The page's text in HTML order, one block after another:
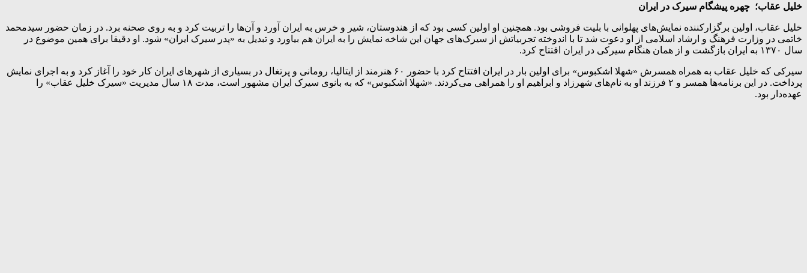
خلیل عقاب؛ ‌ چهره پیشگام سیرک در ایران
خلیل عقاب، اولین برگزارکننده نمایش‌های پهلوانی با بلیت فروشی بود. همچنین او اولین کسی بود که از هندوستان، شیر و خرس به ایران آورد و آن‌ها را تربیت کرد و به روی صحنه برد. در زمان حضور سیدمحمد
خاتمی در وزارت فرهنگ و ارشاد اسلامی از او دعوت شد تا با اندوخته تجربیاتش از سیرک‌های جهان این شاخه نمایش را به ایران هم بیاورد و تبدیل به «پدر سیرک ایران» شود. او دقیقا برای همین موضوع در
سال ۱۳۷۰ به ایران بازگشت و از همان هنگام سیرکی در ایران افتتاح کرد.
سیرکی که خلیل عقاب به همراه همسرش «شهلا اشکبوس» برای اولین بار در ایران افتتاح کرد با حضور ۶۰ هنرمند از ایتالیا، رومانی و پرتغال در بسیاری از شهرهای ایران کار خود را آغاز کرد و به اجرای نمایش
پرداخت. در این برنامه‌ها همسر و ۲ فرزند او به نام‌های شهرزاد و ابراهیم او را همراهی می‌کردند. «شهلا اشکبوس» که به بانوی سیرک ایران مشهور است، مدت ۱۸ سال مدیریت «سیرک خلیل عقاب» را
عهده‌دار بود.